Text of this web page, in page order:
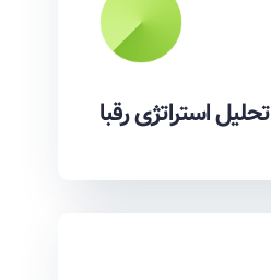
تحلیل استراتژی رقبا